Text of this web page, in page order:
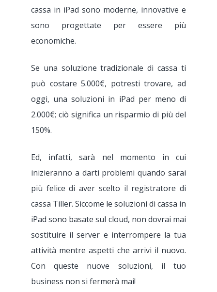
cassa in iPad sono moderne, innovative e
sono progettate per essere più
economiche.
Se una soluzione tradizionale di cassa ti
può costare 5.000€, potresti trovare, ad
oggi, una soluzioni in iPad per meno di
2.000€; ciò significa un risparmio di più del
150%.
Ed, infatti, sarà nel momento in cui
inizieranno a darti problemi quando sarai
più felice di aver scelto il registratore di
cassa Tiller. Siccome le soluzioni di cassa in
iPad sono basate sul cloud, non dovrai mai
sostituire il server e interrompere la tua
attività mentre aspetti che arrivi il nuovo.
Con queste nuove soluzioni, il tuo
business non si fermerà mai!